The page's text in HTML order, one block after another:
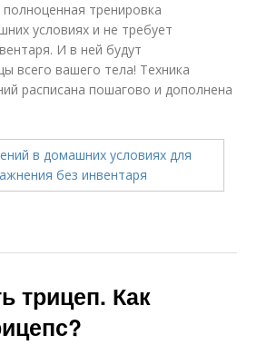
тренировка
условиях и не требует
И в ней будут
всего вашего тела! Техника
расписана пошагово и дополнена
трицеп. Как